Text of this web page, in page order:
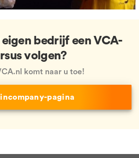
bedrijf een VCA-
volgen?
komt naar u toe!
incompany-pagina